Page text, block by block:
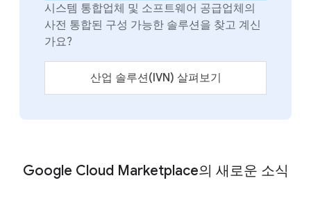
시스템 통합업체 및 소프트웨어 공급업체의
사전 통합된 구성 가능한 솔루션을 찾고 계신
가요?
산업 솔루션(IVN) 살펴보기
Google Cloud Marketplace의 새로운 소식